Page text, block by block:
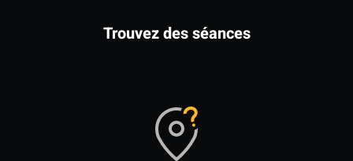
Trouvez des séances